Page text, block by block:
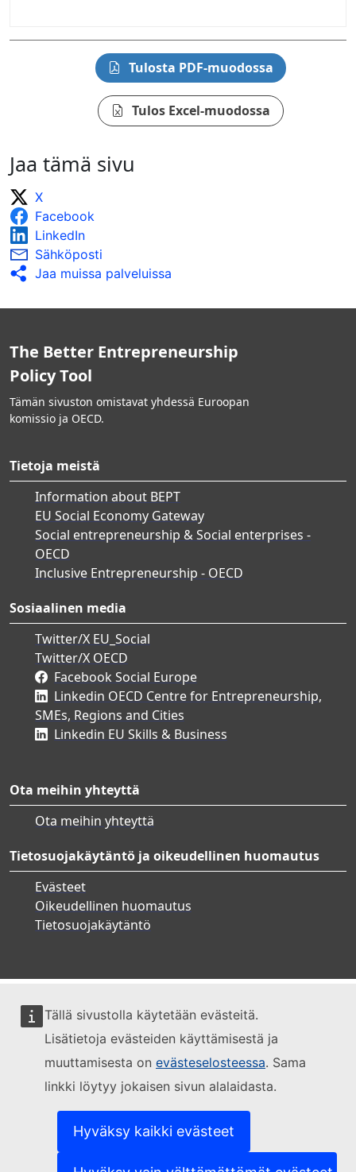
Tällä sivustolla käytetään evästeitä.
Lisätietoja evästeiden käyttämisestä ja
muuttamisesta on evästeselosteessa. Sama
linkki löytyy jokaisen sivun alalaidasta.
Hyväksy kaikki evästeet
Tulosta PDF-muodossa
Tulos Excel-muodossa
Jaa tämä sivu
X
Facebook
LinkedIn
Sähköposti
Jaa muissa palveluissa
The Better Entrepreneurship
Policy Tool
Tämän sivuston omistavat yhdessä Euroopan
komissio ja OECD.
Tietoja meistä
Information about BEPT
EU Social Economy Gateway
Social entrepreneurship & Social enterprises -
OECD
Inclusive Entrepreneurship - OECD
Sosiaalinen media
Twitter/X EU_Social
Twitter/X OECD
Facebook Social Europe
Linkedin OECD Centre for Entrepreneurship,
SMEs, Regions and Cities
Linkedin EU Skills & Business
Ota meihin yhteyttä
Ota meihin yhteyttä
Tietosuojakäytäntö ja oikeudellinen huomautus
Evästeet
Oikeudellinen huomautus
Tietosuojakäytäntö